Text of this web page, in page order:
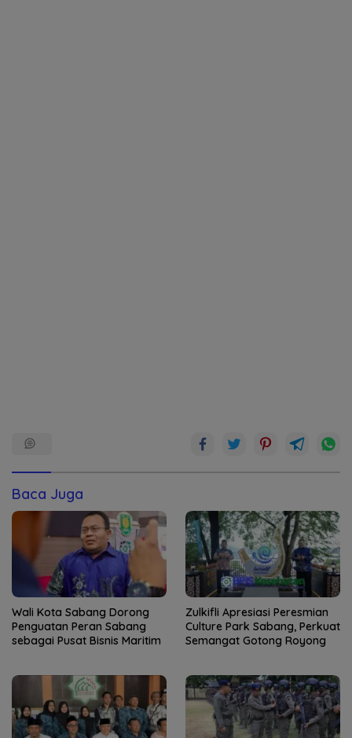
Baca Juga
Wali Kota Sabang Dorong
Penguatan Peran Sabang
sebagai Pusat Bisnis Maritim
Zulkifli Apresiasi Peresmian
Culture Park Sabang, Perkuat
Semangat Gotong Royong